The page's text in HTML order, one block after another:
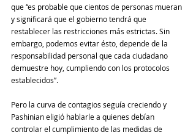
que “es probable que cientos de personas mueran
y significará que el gobierno tendrá que
restablecer las restricciones más estrictas. Sin
embargo, podemos evitar ésto, depende de la
responsabilidad personal que cada ciudadano
demuestre hoy, cumpliendo con los protocolos
establecidos”.
Pero la curva de contagios seguía creciendo y
Pashinian eligió hablarle a quienes debían
controlar el cumplimiento de las medidas de